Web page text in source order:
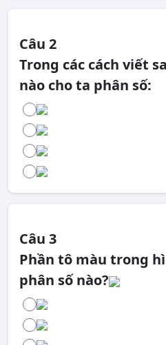
Câu 2
Trong các cách viết
nào cho ta phân số:
Câu 3
Phần tô màu trong
phân số nào?